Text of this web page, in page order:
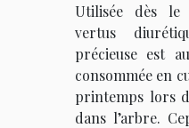
Utilisée dès le
vertus
précieuse est
consommée en
printemps lors
dans l’arbre.